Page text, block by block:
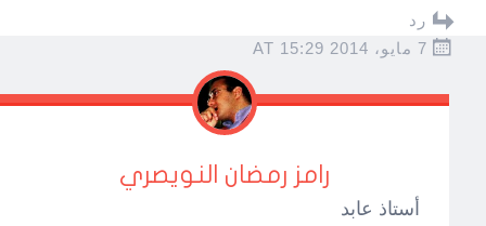
رد
7 مايو، 2014 AT 15:29
رامز رمضان النويصري
أستاذ عابد